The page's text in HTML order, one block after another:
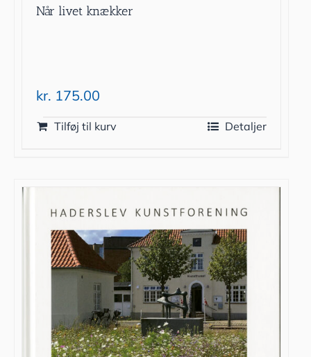
Når livet knækker
kr. 175.00
Tilføj til kurv Detaljer